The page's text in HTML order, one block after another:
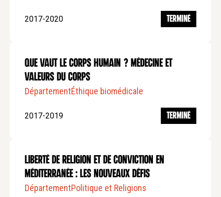
2017-2020 TERMINÉ
Que vaut le corps Humain ? Médecine et
valeurs du corps
DépartementÉthique biomédicale
2017-2019 TERMINÉ
Liberté de religion et de conviction en
méditerranée : les nouveaux défis
DépartementPolitique et Religions